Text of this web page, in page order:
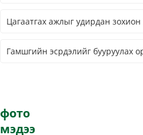
Цагаатгах ажлыг удирдан
Гамшгийн эсрдэлийг бууруулах
фото
мэдээ